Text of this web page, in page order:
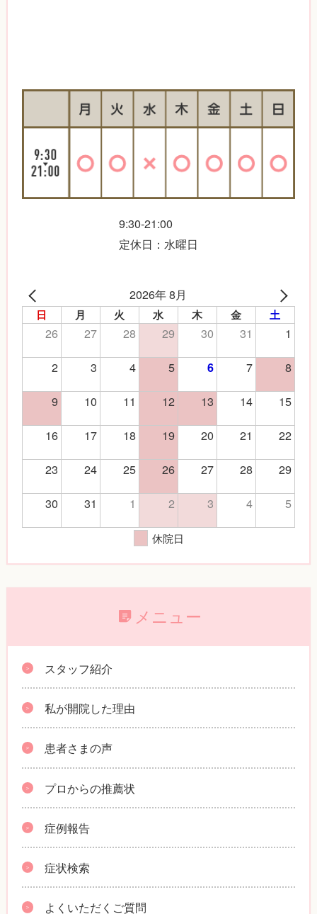
9:30-21:00
定休日：水曜日
2026年 8月
日 月 火 水 木 金 土
26 27 28 29 30 31
1
2
3 4 5 6 7
8
9
10 11 12 13 14
15
16
17 18 19 20 21
22
23
24 25 26 27 28
29
30
31 1 2 3 4 5
休院日
メニュー
スタッフ紹介
私が開院した理由
患者さまの声
プロからの推薦状
症例報告
症状検索
よくいただくご質問